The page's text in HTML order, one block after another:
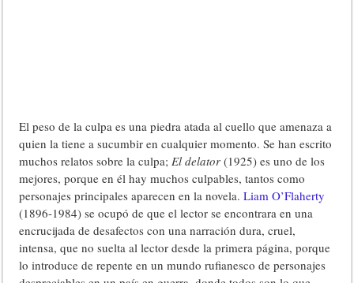
El peso de la culpa es una piedra atada al cuello que amenaza a
quien la tiene a sucumbir en cualquier momento. Se han escrito
muchos relatos sobre la culpa;El delator(1925) es uno de los
mejores, porque en él hay muchos culpables, tantos como
personajes principales aparecen en la novela.Liam O’Flaherty
(1896-1984) se ocupó de que el lector se encontrara en una
encrucijada de desafectos con una narración dura, cruel,
intensa, que no suelta al lector desde la primera página, porque
lo introduce de repente en un mundo rufianesco de personajes